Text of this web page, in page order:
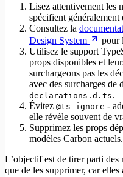
Lisez attentivement les
spécifient généralement
Consultez la
Design System
pour
Utilisez le support
props disponibles et
surchargeons pas les
avec des surcharges de
declarations.d.ts.
Évitez @ts-ignore -
elle révèle souvent de
Supprimez les props
modèles Carbon actuels.
L’objectif est de tirer parti
que de les supprimer, car